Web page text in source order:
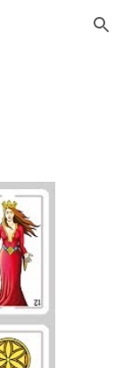
Skip to navigation